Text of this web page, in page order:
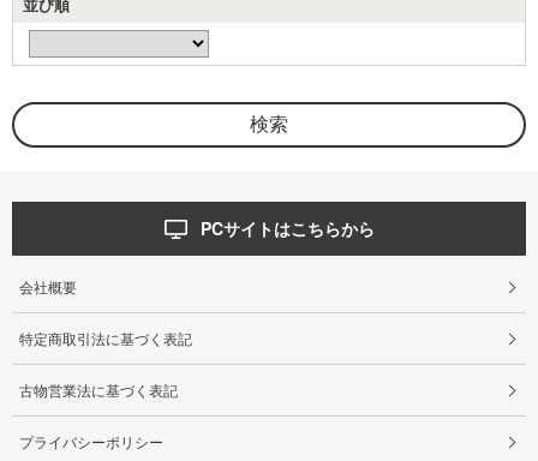
PCサイトはこちらから
会社概要
特定商取引法に基づく表記
古物営業法に基づく表記
プライバシーポリシー